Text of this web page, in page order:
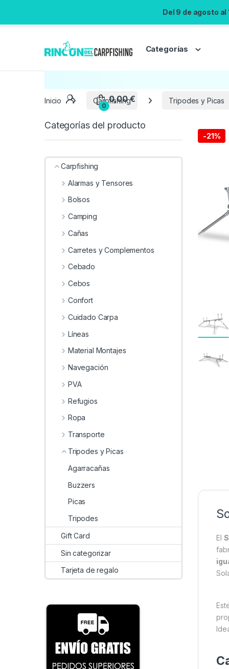
Del 9 de agosto
Categorías
Inicio Carpfishing Tripodes y Picas
-21%
El
Categorías del producto
Carpfishing
Alarmas y Tensores
Bolsos
Camping
Cañas
Carretes y Complementos
Cebado
Cebos
Confort
Cuidado Carpa
Líneas
Material Montajes
Navegación
PVA
Refugios
Ropa
Transporte
Tripodes y Picas
Agarracañas
Buzzers
Picas
Tripodes
Gift Card
Sin categorizar
Tarjeta de regalo